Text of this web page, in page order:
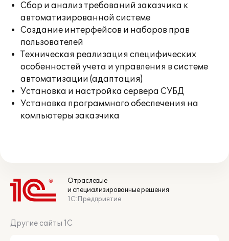
Сбор и анализ требований заказчика к
автоматизированной системе
Создание интерфейсов и наборов прав
пользователей
Техническая реализация специфических
особенностей учета и управления в системе
автоматизации (адаптация)
Установка и настройка сервера СУБД
Установка программного обеспечения на
компьютеры заказчика
Отраслевые
и специализированные решения
1С:Предприятие
Другие сайты 1С